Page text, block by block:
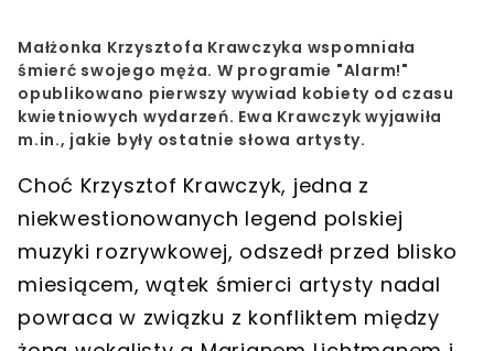
Małżonka Krzysztofa Krawczyka wspomniała
śmierć swojego męża. W programie "Alarm!"
opublikowano pierwszy wywiad kobiety od czasu
kwietniowych wydarzeń. Ewa Krawczyk wyjawiła
m.in., jakie były ostatnie słowa artysty.
Choć Krzysztof Krawczyk, jedna z
niekwestionowanych legend polskiej
muzyki rozrywkowej, odszedł przed blisko
miesiącem, wątek śmierci artysty nadal
powraca w związku z konfliktem między